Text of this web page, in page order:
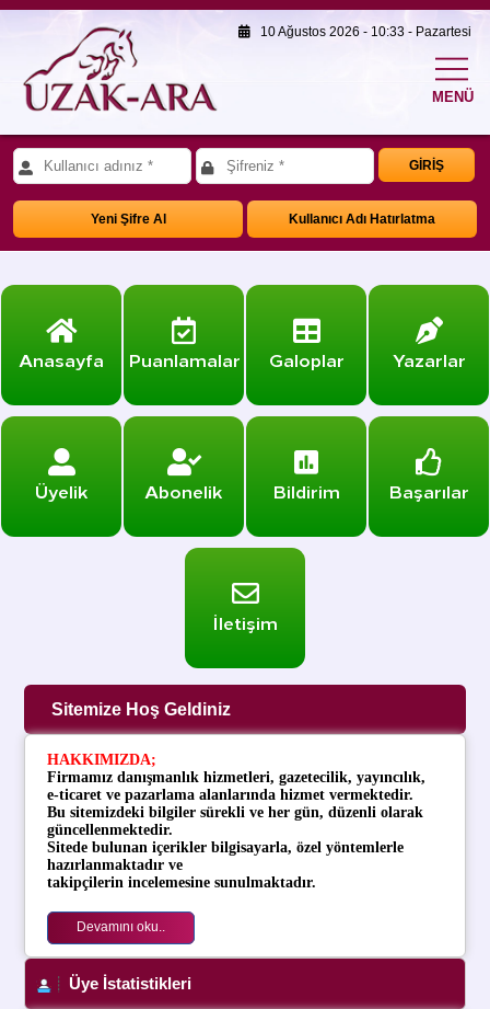
10 Ağustos 2026 - 10:33 - Pazartesi
MENÜ
GİRİŞ
Yeni Şifre Al Kullanıcı Adı Hatırlatma
Anasayfa Puanlamalar Galoplar Yazarlar
Üyelik Abonelik Bildirim Başarılar
İletişim
Sitemize Hoş Geldiniz
HAKKIMIZDA;
Firmamız danışmanlık hizmetleri, gazetecilik, yayıncılık,
e-ticaret ve pazarlama alanlarında hizmet vermektedir.
Bu sitemizdeki bilgiler sürekli ve her gün, düzenli olarak
güncellenmektedir.
Sitede bulunan içerikler bilgisayarla, özel yöntemlerle
hazırlanmaktadır ve
takipçilerin incelemesine sunulmaktadır.
Devamını oku..
Üye İstatistikleri